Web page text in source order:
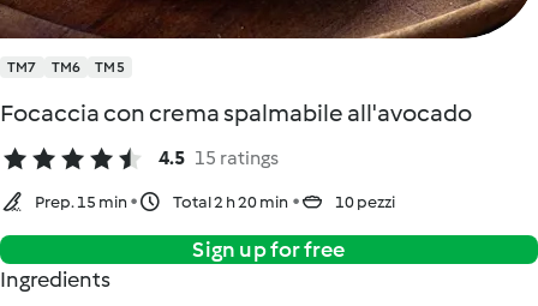
TM7 TM6 TM5
Focaccia con crema spalmabile all'avocado
4.5 15 ratings
Prep. 15 min Total 2 h 20 min 10 pezzi
Sign up for free
Ingredients